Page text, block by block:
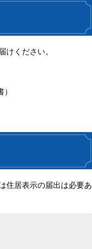
けください。
住居表示の届出は必要あ